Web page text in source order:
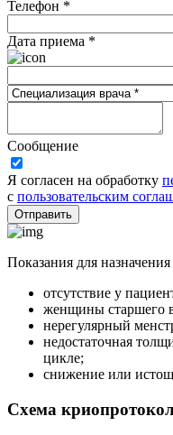
Телефон *
Дата приема *
Сообщение
Я согласен на обработку
с пользовательским
Отправить
Показания для
отсутствие у
женщины старшего
нерегулярный
недостаточная
цикле;
снижение или
Схема